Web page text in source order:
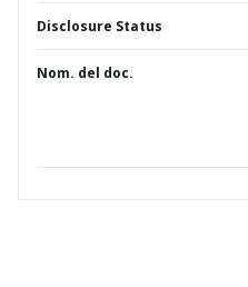
Disclosure Status
Nom. del doc.